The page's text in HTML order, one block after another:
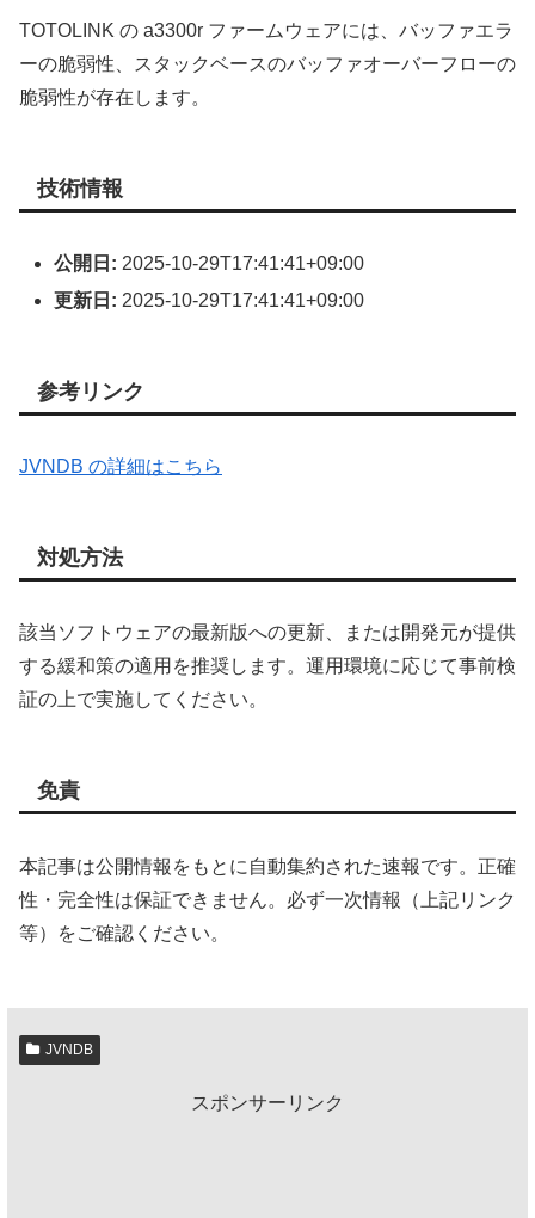
TOTOLINK の a3300r ファームウェアには、バッファエラ
ーの脆弱性、スタックベースのバッファオーバーフローの
脆弱性が存在します。
技術情報
公開日: 2025-10-29T17:41:41+09:00
更新日: 2025-10-29T17:41:41+09:00
参考リンク
JVNDB の詳細はこちら
対処方法
該当ソフトウェアの最新版への更新、または開発元が提供
する緩和策の適用を推奨します。運用環境に応じて事前検
証の上で実施してください。
免責
本記事は公開情報をもとに自動集約された速報です。正確
性・完全性は保証できません。必ず一次情報（上記リンク
等）をご確認ください。
JVNDB
スポンサーリンク